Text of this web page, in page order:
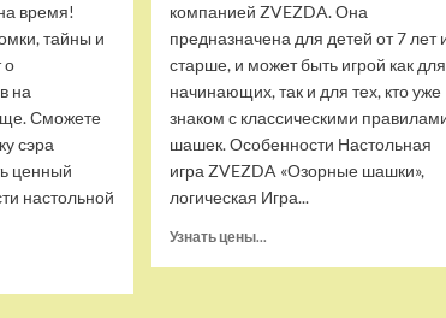
время!
тайны и
о
на
Сможете
сэра
ценный
настольной
компанией ZVEZDA. Она
предназначена для детей от 7 лет
старше, и может быть игрой как для
начинающих, так и для тех, кто уже
знаком с классическими
шашек. Особенности Настольная
игра ZVEZDA «Озорные шашки»,
логическая Игра...
Узнать цены...